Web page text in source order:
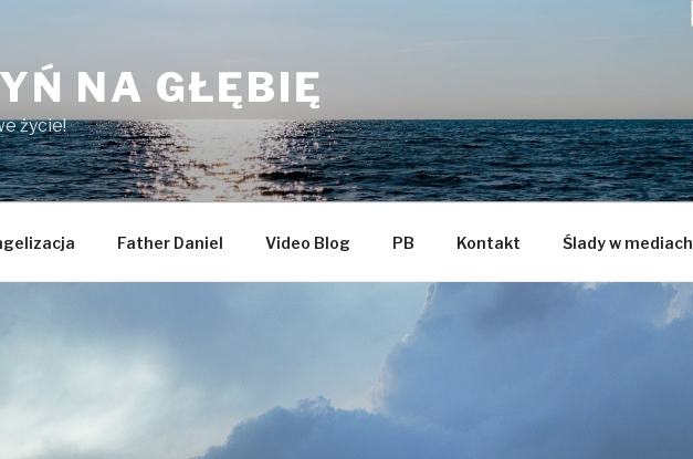
NA GŁĘBIĘ
życie!
Father Daniel Video Blog PB Kontakt Ślady w mediach